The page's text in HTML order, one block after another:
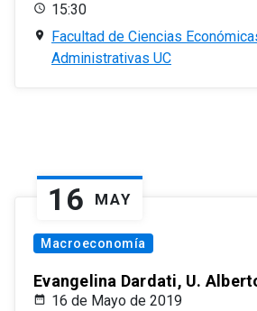
15:30
Facultad de Ciencias
Administrativas UC
16 MAY
Macroeconomía
Evangelina Dardati, U.
16 de Mayo de 2019